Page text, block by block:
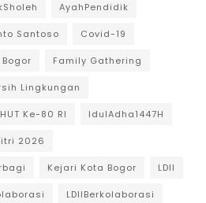
AyahPendidik
Santoso Covid-19
Bogor Family Gathering
Lingkungan
HUT Ke-80 RI IdulAdha1447H
2026
Kejari Kota Bogor LDII
LDIIBerkolaborasi